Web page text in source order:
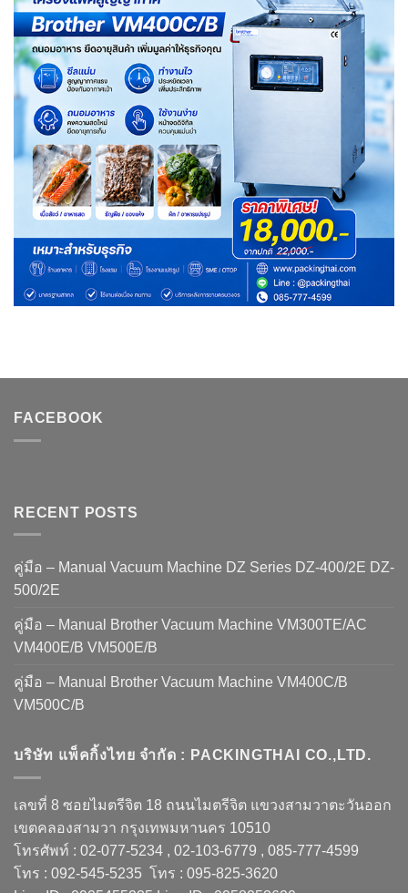
FACEBOOK
RECENT POSTS
คู่มือ – Manual Vacuum Machine DZ Series DZ-400/2E DZ-
500/2E
คู่มือ – Manual Brother Vacuum Machine VM300TE/AC
VM400E/B VM500E/B
คู่มือ – Manual Brother Vacuum Machine VM400C/B
VM500C/B
บริษัท แพ็คกิ้งไทย จำกัด : PACKINGTHAI CO.,LTD.
เลขที่ 8 ซอยไมตรีจิต 18 ถนนไมตรีจิต แขวงสามวาตะวันออก
เขตคลองสามวา กรุงเทพมหานคร 10510
โทรศัพท์ : 02-077-5234 , 02-103-6779 , 085-777-4599
โทร : 092-545-5235 โทร : 095-825-3620